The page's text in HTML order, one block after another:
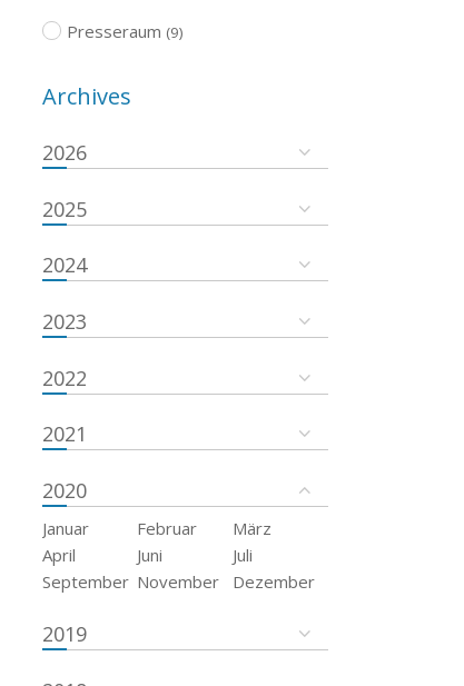
Presseraum (9)
Archives
2026
2025
2024
2023
2022
2021
2020
Januar Februar
März
April
Juni
Juli
September November Dezember
2019